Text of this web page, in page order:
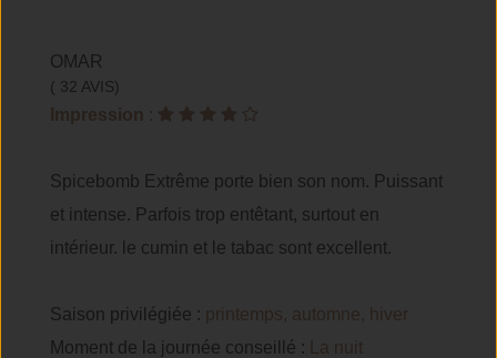
OMAR
( 32 AVIS)
Impression :
Spicebomb Extrême porte bien son nom. Puissant
et intense. Parfois trop entêtant, surtout en
intérieur. le cumin et le tabac sont excellent.
Saison privilégiée : printemps, automne, hiver
Moment de la journée conseillé :
La nuit